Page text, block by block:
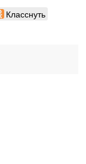
Класснуть